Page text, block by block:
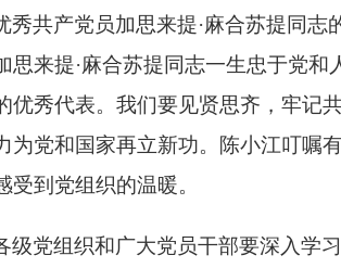
秀共产党员加思来提·麻合苏提同
来提·麻合苏提同志一生忠于党
优秀代表。我们要见贤思齐，牢记
为党和国家再立新功。陈小江叮嘱
到党组织的温暖。
级党组织和广大党员干部要深入学